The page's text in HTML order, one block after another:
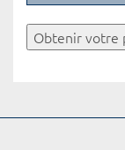
Obtenir votre